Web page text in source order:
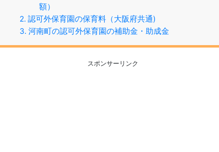
額）
2. 認可外保育園の保育料（大阪府共通)
3. 河南町の認可外保育園の補助金・助成金
スポンサーリンク